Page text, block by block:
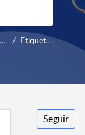
Etiquetado
Seguir